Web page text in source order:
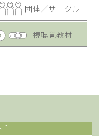
団体／サークル
視聴覚教材
]